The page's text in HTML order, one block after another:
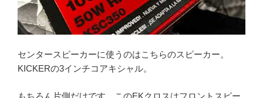
センタースピーカーに使うのはこちらのスピーカー。
KICKERの3インチコアキシャル。
もちろん片側だけです。このEKクロスはフロントスピー